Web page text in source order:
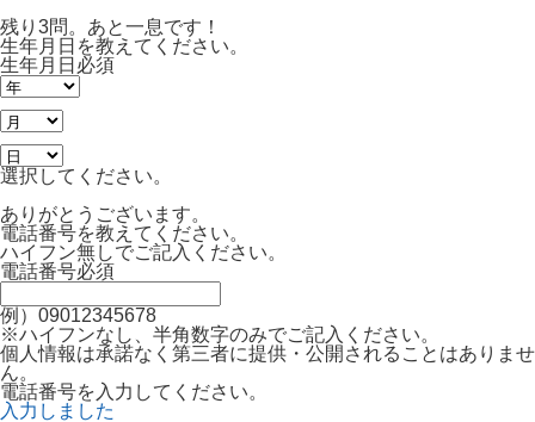
残り3問。あと一息です！
生年月日を教えてください。
生年月日 必須
選択してください。
ありがとうございます。
電話番号を教えてください。
ハイフン無しでご記入ください。
電話番号必須
例）09012345678
※ハイフンなし、半角数字のみでご記入ください。
個人情報は承諾なく第三者に提供・公開されることはありませ
ん。
電話番号を入力してください。
入力しました